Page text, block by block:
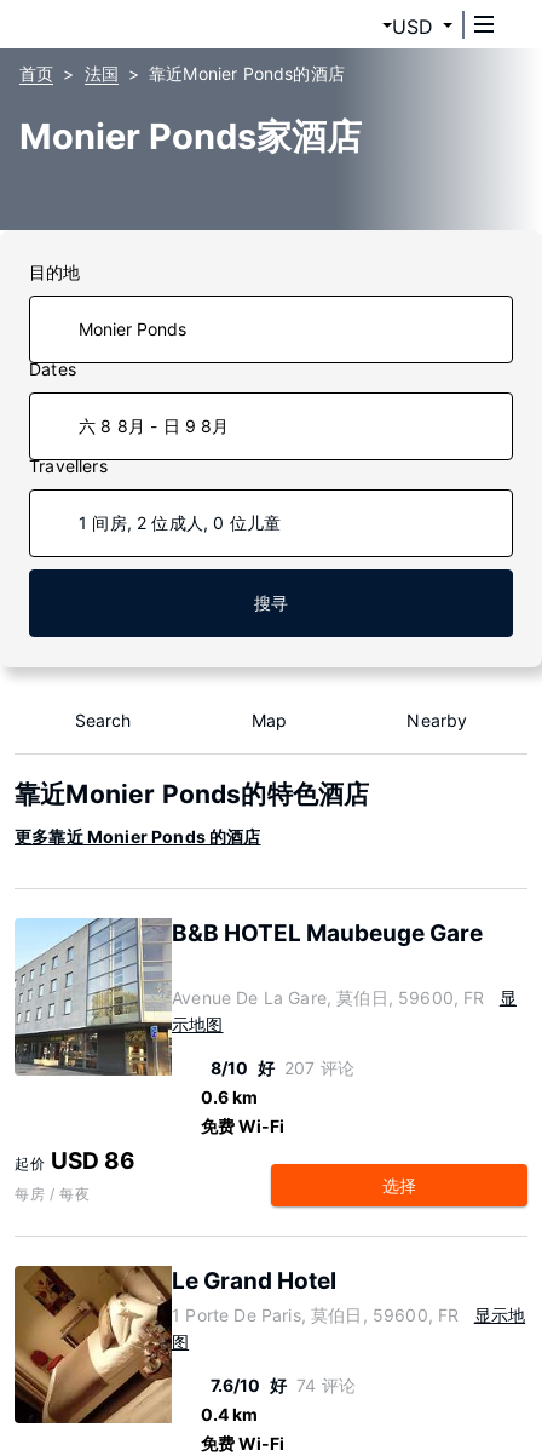
USD
首页 法国 靠近Monier Ponds的酒店
Monier Ponds家酒店
目的地
Dates
六 8 8月 - 日 9 8月
Travellers
1 间房, 2 位成人, 0 位儿童
搜寻
Search Map Nearby
靠近Monier Ponds的特色酒店
更多靠近 Monier Ponds 的酒店
B&B HOTEL Maubeuge Gare
Avenue De La Gare, 莫伯日, 59600, FR
显
示地图
8/10 好 207 评论
0.6 km
免费 Wi-Fi
起价 USD 86
每房 / 每夜 选择
Le Grand Hotel
1 Porte De Paris, 莫伯日, 59600, FR
显示地
图
7.6/10 好 74 评论
0.4 km
免费 Wi-Fi